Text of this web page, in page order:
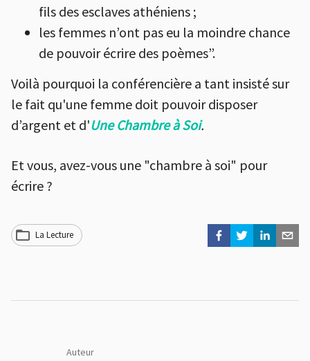
fils des esclaves athéniens ;
les femmes n’ont pas eu la moindre chance
de pouvoir écrire des poèmes”.
Voilà pourquoi la conférencière a tant insisté sur
le fait qu'une femme doit pouvoir disposer
d’argent et d'Une Chambre à Soi.
Et vous, avez-vous une "chambre à soi" pour
écrire ?
La Lecture
Auteur